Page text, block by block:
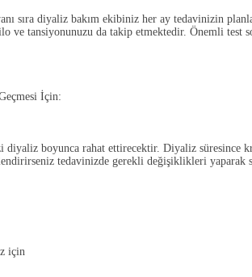
sıra diyaliz bakım ekibiniz her ay tedavinizin
ve tansiyonunuzu da takip etmektedir. Önemli test
İçin:
boyunca rahat ettirecektir. Diyaliz süresince
tedavinizde gerekli değişiklikleri yaparak
için